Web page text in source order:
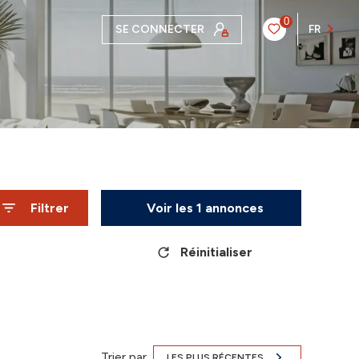
SE CONNECTER
0
FR
Filtrer Voir les 1 annonces
Réinitialiser